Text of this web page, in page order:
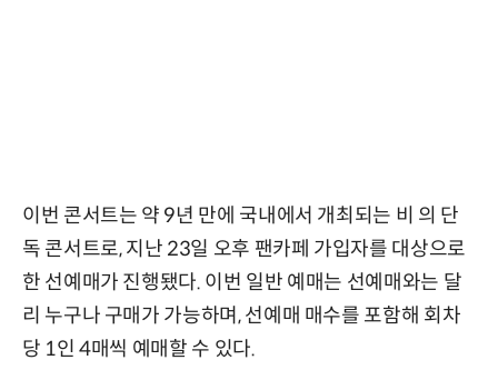
이번 콘서트는 약 9년 만에 국내에서 개최되는 비 의 단
독 콘서트로, 지난 23일 오후 팬카페 가입자를 대상으로
한 선예매가 진행됐다. 이번 일반 예매는 선예매와는 달
리 누구나 구매가 가능하며, 선예매 매수를 포함해 회차
당 1인 4매씩 예매할 수 있다.